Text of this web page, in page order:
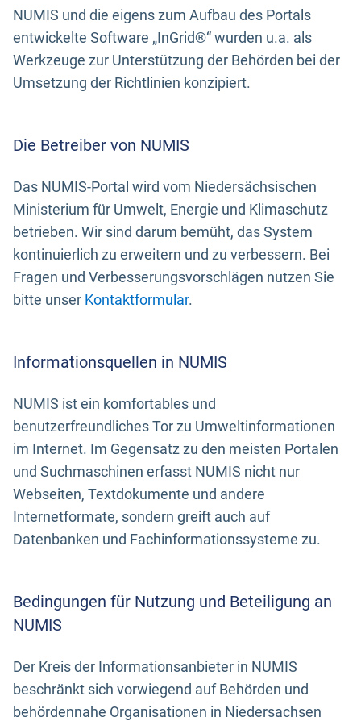
NUMIS und die eigens zum Aufbau des Portals
entwickelte Software „InGrid®“ wurden u.a. als
Werkzeuge zur Unterstützung der Behörden bei der
Umsetzung der Richtlinien konzipiert.
Die Betreiber von NUMIS
Das NUMIS-Portal wird vom Niedersächsischen
Ministerium für Umwelt, Energie und Klimaschutz
betrieben. Wir sind darum bemüht, das System
kontinuierlich zu erweitern und zu verbessern. Bei
Fragen und Verbesserungsvorschlägen nutzen Sie
bitte unser Kontaktformular.
Informationsquellen in NUMIS
NUMIS ist ein komfortables und
benutzerfreundliches Tor zu Umweltinformationen
im Internet. Im Gegensatz zu den meisten Portalen
und Suchmaschinen erfasst NUMIS nicht nur
Webseiten, Textdokumente und andere
Internetformate, sondern greift auch auf
Datenbanken und Fachinformationssysteme zu.
Bedingungen für Nutzung und Beteiligung an
NUMIS
Der Kreis der Informationsanbieter in NUMIS
beschränkt sich vorwiegend auf Behörden und
behördennahe Organisationen in Niedersachsen